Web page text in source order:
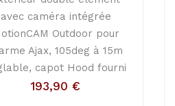
avec caméra intégrée
Outdoor pour
Ajax, 105deg à 15m
capot Hood fourni
193,90 €